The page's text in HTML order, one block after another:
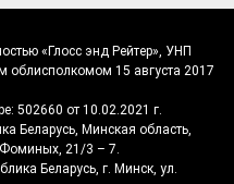
«Глосс энд Рейтер», УНП
облисполкомом 15 августа 2017
502660 от 10.02.2021 г.
Беларусь, Минская область,
Фоминых, 21/3 – 7.
Беларусь, г. Минск, ул.